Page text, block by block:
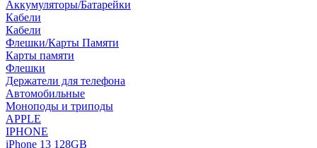
Аккумуляторы/Батарейки
Кабели
Кабели
Флешки/Карты Памяти
Карты памяти
Флешки
Держатели для телефона
Автомобильные
Моноподы и триподы
APPLE
IPHONE
iPhone 13 128GB